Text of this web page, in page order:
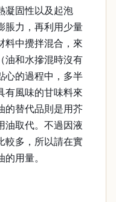
凝固性以及起泡
脹力，再利用少量
料中攪拌混合，來
油和水摻混時沒有
心的過程中，多半
有風味的甘味料來
的替代品則是用芥
油取代。不過因液
較多，所以請在實
用量。